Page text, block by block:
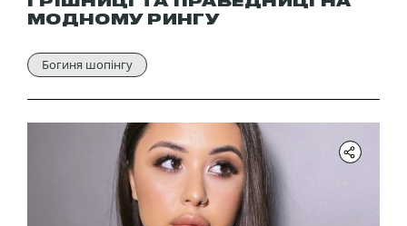
МОДНОМУ РИНГУ
Богиня шопінгу